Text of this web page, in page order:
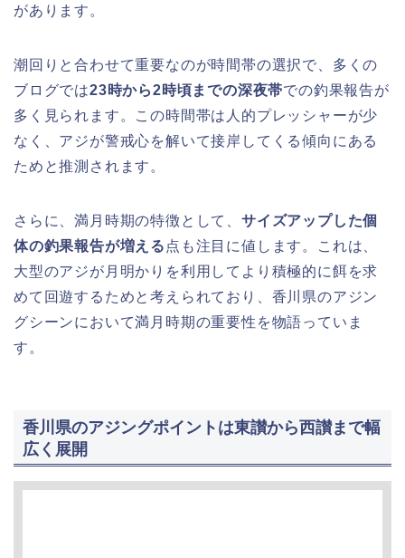
があります。
潮回りと合わせて重要なのが時間帯の選択で、多くの
ブログでは23時から2時頃までの深夜帯での釣果報告が
多く見られます。この時間帯は人的プレッシャーが少
なく、アジが警戒心を解いて接岸してくる傾向にある
ためと推測されます。
さらに、満月時期の特徴として、 サイズアップした個
体の釣果報告が増える 点も注目に値します。これは、
大型のアジが月明かりを利用してより積極的に餌を求
めて回遊するためと考えられており、香川県のアジン
グシーンにおいて満月時期の重要性を物語っていま
す。
香川県のアジングポイントは東讃から西讃まで幅
広く展開